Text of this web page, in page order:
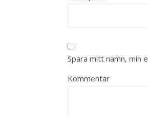
Spara mitt namn, min
Kommentar